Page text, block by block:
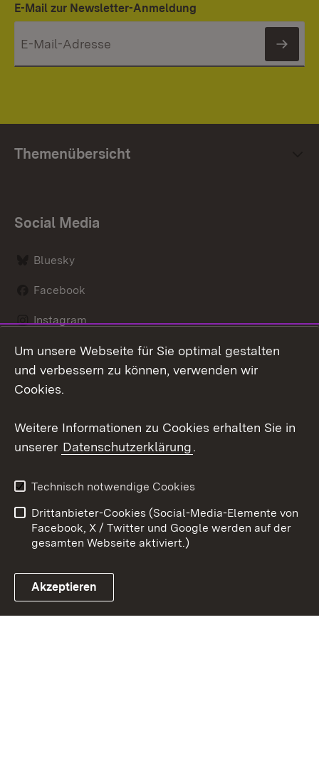
E-Mail zur Newsletter-Anmeldung
Themenübersicht
Social Media
Bluesky
Facebook
Instagram
LinkedIn
Link zum Landesportal
Datenschutz
Barrierefreiheit
Impressum
Cookies
Um unsere Webseite für Sie optimal gestalten
und verbessern zu können, verwenden wir
Cookies.
Weitere Informationen zu Cookies erhalten Sie in
unserer Datenschutzerklärung.
Technisch notwendige Cookies
Drittanbieter-Cookies (Social-Media-Elemente von
Facebook, X / Twitter und Google werden auf der
gesamten Webseite aktiviert.)
Akzeptieren